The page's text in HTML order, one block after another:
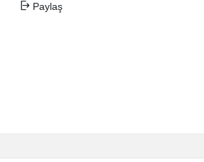
Paylaş